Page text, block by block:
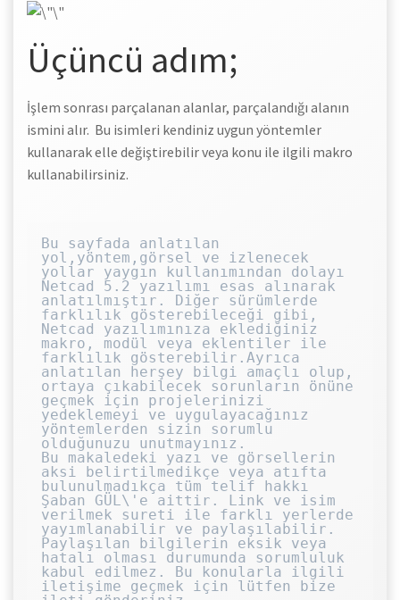
Üçüncü adım;
İşlem sonrası parçalanan alanlar, parçalandığı alanın
ismini alır. Bu isimleri kendiniz uygun yöntemler
kullanarak elle değiştirebilir veya konu ile ilgili makro
kullanabilirsiniz.
Bu sayfada anlatılan
yol,yöntem,görsel ve izlenecek
yollar yaygın kullanımından dolayı
Netcad 5.2 yazılımı esas alınarak
anlatılmıştır. Diğer sürümlerde
farklılık gösterebileceği gibi,
Netcad yazılımınıza eklediğiniz
makro, modül veya eklentiler ile
farklılık gösterebilir.Ayrıca
anlatılan herşey bilgi amaçlı olup,
ortaya çıkabilecek sorunların önüne
geçmek için projelerinizi
yedeklemeyi ve uygulayacağınız
yöntemlerden sizin sorumlu
olduğunuzu unutmayınız.
Bu makaledeki yazı ve görsellerin
aksi belirtilmedikçe veya atıfta
bulunulmadıkça tüm telif hakkı
Şaban GÜL\'e aittir. Link ve isim
verilmek sureti ile farklı yerlerde
yayımlanabilir ve paylaşılabilir.
Paylaşılan bilgilerin eksik veya
hatalı olması durumunda sorumluluk
kabul edilmez. Bu konularla ilgili
iletişime geçmek için lütfen bize